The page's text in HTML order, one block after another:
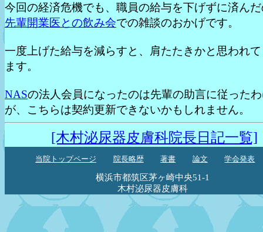
今回の経済危機でも、職員の給与を下げずに済ん
先輩開業医との飲み会での雑談のおかげです。
一度上げた給与を減らすと、肩たたきかと思われ
ます。
NASの法人会員になったのは先輩の助言に従った
が、こちらは契約更新できないかもしれません。
[木村泌尿器皮膚科院長日記一覧]
当院トップページ 院長略歴 著書 論文 学会発表
横浜市都筑区茅ヶ崎中央51-1
木村泌尿器皮膚科